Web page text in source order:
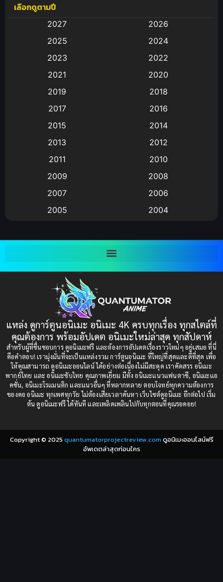
Anal (ประตูหลัง)
Animation การ์ตูน
Animation อนิเมะ
Animation แอนิเมชัน
(9)
Big tits (นมใหญ่)
Bitch (ผู้หญิงร่าน)
Bondage (ทาส)(1)
(1)
Censored (เซ็นเซอร์)(19)
Comedy (ตลก)(235)
Comedy (ตลก)(85)
Comic Book การ์ตูน(1)
Coming-of-Age ก้าวผ่านวัย(6)
เลือกดูตามปี
2027
2026
2025
2024
2023
2022
2021
2020
2019
2018
2017
2016
2015
2014
2013
2012
2011
2010
2009
2008
2007
2006
2005
2004
2001
2000
1997
1993
1991
1989
1988
1987
1985
1984
1983
1982
1981
1980
1979
แหล่ง ดูการ์ตูนอนิเมะ อนิเมะ 4K ครบทุกเรื่อง ทุกสไตล์ที่
คุณต้องการ พร้อมอัปเดต อนิเมะใหม่ล่าสุด ทุกสัปดาห์
สำหรับผู้ที่ชื่นชอบการ ดูอนิเมะฟรี และต้องการอัปเดตเรื่องราวใหม่ๆ อยู่เสมอ ที่นี่
คือคำตอบ! เรามุ่งมั่นที่จะเป็นแหล่งรวม การ์ตูนอนิเมะ ที่ใหญ่ที่สุดและดีที่สุด เพื่อ
ให้คุณสามารถ ดูอนิเมะออนไลน์ ได้อย่างต่อเนื่องไม่มีสะดุด เราคัดสรร อนิเมะ
พากย์ไทย และ อนิเมะซับไทย คุณภาพเยี่ยม มีทั้ง อนิเมะแนวแฟนตาซี, อนิเมะแอ
คชั่น, อนิเมะโรแมนติก และแนวอื่นๆ ที่หลากหลาย ตอบโจทย์ทุกความต้องการ
ของคอ อนิเมะ ทุกเพศทุกวัย ไม่ต้องเสียเวลาค้นหา เว็บไซต์ดูอนิเมะ อีกต่อไป เริ่ม
ต้น ดูอนิเมะฟรี ได้ทันที และเพลิดเพลินไปกับทุกตอนที่คุณรอคอย!
Copyright © 2025 quantumatorprojectreview.comดูอนิเมะออนไลน์ฟรี
อัพเดตล่าสุดก่อนใคร